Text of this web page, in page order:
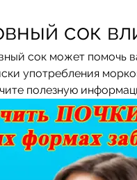
сок
сок может помочь
употребления
полезную